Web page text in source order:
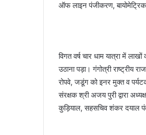
i
ऑफ लाइन पंजीकरण,
विगत वर्ष चार धाम यात्रा में
उठाना पड़ा। गंगोत्री राष्ट्रीय
रोपवे, जडूंग को इनर मुक्त व
संरक्षक श्री अजय पुरी द्वारा
कुड़ियाल, सहसचिव शंकर दयाल